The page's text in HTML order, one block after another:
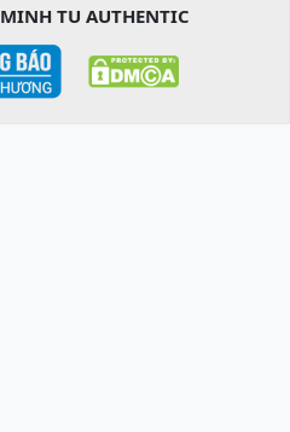
MINH TU AUTHENTIC